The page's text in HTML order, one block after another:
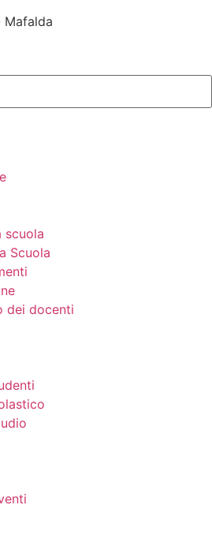
Mafalda
scuola
Scuola
dei docenti